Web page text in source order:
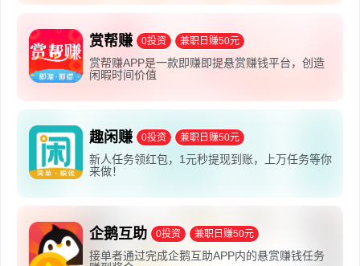
麻爪爪员工的工资水平
关于麻爪爪店员工的工资水平，相关资料中并未提供具体
的数据。但是，我们可以参考类似规模餐饮企业的普遍薪资水
平。一般来说，餐饮行业的员工工资会根据职位的不同而有所
赏帮赚 0投资 兼职日赚50元
赏帮赚APP是一款即赚即提悬赏赚钱平台，创造
闲暇时间价值
趣闲赚 0投资 兼职日赚50元
新人任务领红包，1元秒提现到账，上万任务等你
来做！
企鹅互助 0投资 兼职日赚50元
接单者通过完成企鹅互助APP内的悬赏赚钱任务